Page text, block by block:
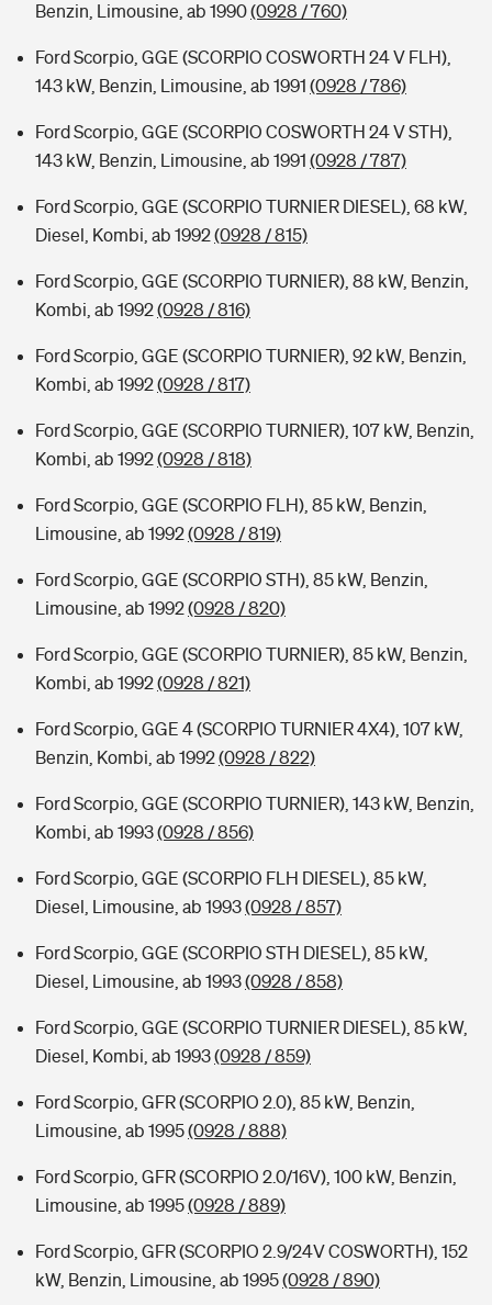
Benzin, Limousine, ab 1990(0928 / 760)
Ford Scorpio, GGE (SCORPIO COSWORTH 24 V FLH),
143 kW, Benzin, Limousine, ab 1991 (0928 / 786)
Ford Scorpio, GGE (SCORPIO COSWORTH 24 V STH),
143 kW, Benzin, Limousine, ab 1991 (0928 / 787)
Ford Scorpio, GGE (SCORPIO TURNIER DIESEL), 68 kW,
Diesel, Kombi, ab 1992(0928 / 815)
Ford Scorpio, GGE (SCORPIO TURNIER), 88 kW, Benzin,
Kombi, ab 1992(0928 / 816)
Ford Scorpio, GGE (SCORPIO TURNIER), 92 kW, Benzin,
Kombi, ab 1992(0928 / 817)
Ford Scorpio, GGE (SCORPIO TURNIER), 107 kW, Benzin,
Kombi, ab 1992(0928 / 818)
Ford Scorpio, GGE (SCORPIO FLH), 85 kW, Benzin,
Limousine, ab 1992(0928 / 819)
Ford Scorpio, GGE (SCORPIO STH), 85 kW, Benzin,
Limousine, ab 1992(0928 / 820)
Ford Scorpio, GGE (SCORPIO TURNIER), 85 kW, Benzin,
Kombi, ab 1992(0928 / 821)
Ford Scorpio, GGE 4 (SCORPIO TURNIER 4X4), 107 kW,
Benzin, Kombi, ab 1992(0928 / 822)
Ford Scorpio, GGE (SCORPIO TURNIER), 143 kW, Benzin,
Kombi, ab 1993(0928 / 856)
Ford Scorpio, GGE (SCORPIO FLH DIESEL), 85 kW,
Diesel, Limousine, ab 1993(0928 / 857)
Ford Scorpio, GGE (SCORPIO STH DIESEL), 85 kW,
Diesel, Limousine, ab 1993(0928 / 858)
Ford Scorpio, GGE (SCORPIO TURNIER DIESEL), 85 kW,
Diesel, Kombi, ab 1993(0928 / 859)
Ford Scorpio, GFR (SCORPIO 2.0), 85 kW, Benzin,
Limousine, ab 1995(0928 / 888)
Ford Scorpio, GFR (SCORPIO 2.0/16V), 100 kW, Benzin,
Limousine, ab 1995(0928 / 889)
Ford Scorpio, GFR (SCORPIO 2.9/24V COSWORTH), 152
kW, Benzin, Limousine, ab 1995(0928 / 890)